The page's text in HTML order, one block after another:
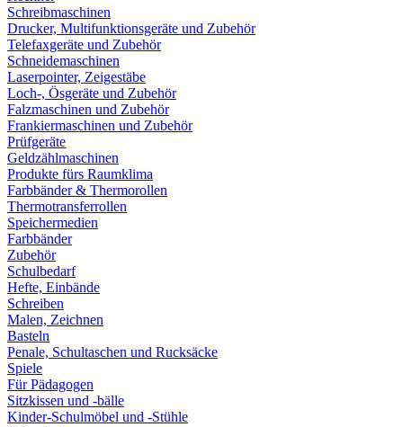
Schreibmaschinen
Drucker, Multifunktionsgeräte und Zubehör
Telefaxgeräte und Zubehör
Schneidemaschinen
Laserpointer, Zeigestäbe
Loch-, Ösgeräte und Zubehör
Falzmaschinen und Zubehör
Frankiermaschinen und Zubehör
Prüfgeräte
Geldzählmaschinen
Produkte fürs Raumklima
Farbbänder & Thermorollen
Thermotransferrollen
Speichermedien
Farbbänder
Zubehör
Schulbedarf
Hefte, Einbände
Schreiben
Malen, Zeichnen
Basteln
Penale, Schultaschen und Rucksäcke
Spiele
Für Pädagogen
Sitzkissen und -bälle
Kinder-Schulmöbel und -Stühle